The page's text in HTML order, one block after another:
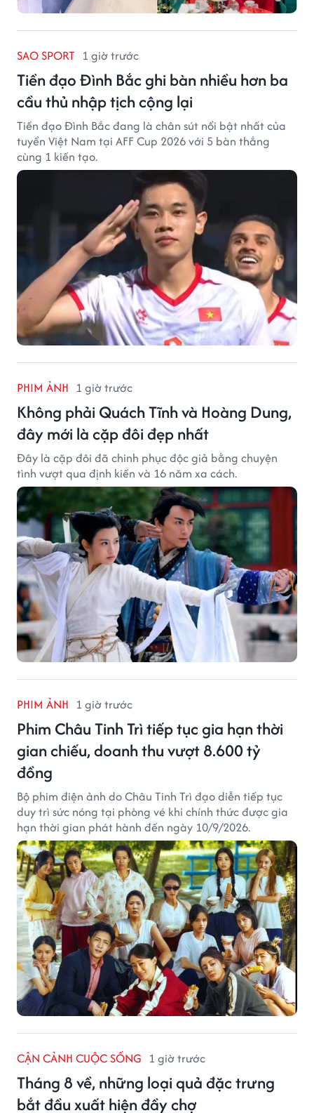
SAO SPORT 1 giờ trước
Tiền đạo Đình Bắc ghi bàn nhiều hơn ba
cầu thủ nhập tịch cộng lại
Tiền đạo Đình Bắc đang là chân sút nổi bật nhất của
tuyển Việt Nam tại AFF Cup 2026 với 5 bàn thắng
cùng 1 kiến tạo.
PHIM ẢNH 1 giờ trước
Không phải Quách Tĩnh và Hoàng Dung,
đây mới là cặp đôi đẹp nhất
Đây là cặp đôi đã chinh phục độc giả bằng chuyện
tình vượt qua định kiến và 16 năm xa cách.
PHIM ẢNH 1 giờ trước
Phim Châu Tinh Trì tiếp tục gia hạn thời
gian chiếu, doanh thu vượt 8.600 tỷ
đồng
Bộ phim điện ảnh do Châu Tinh Trì đạo diễn tiếp tục
duy trì sức nóng tại phòng vé khi chính thức được gia
hạn thời gian phát hành đến ngày 10/9/2026.
CẬN CẢNH CUỘC SỐNG 1 giờ trước
Tháng 8 về, những loại quả đặc trưng
bắt đầu xuất hiện đầy chợ